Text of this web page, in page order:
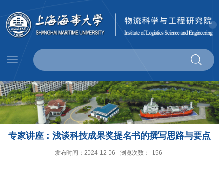
专家讲座：浅谈科技成果奖提名书的撰写思路与要点
发布时间：2024-12-06 浏览次数： 156